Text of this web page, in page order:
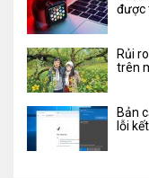
được
Rủi
trên
Bản
lỗi